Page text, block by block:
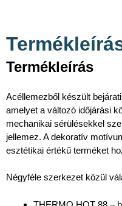
Termékleírás
Acéllemezből készült
amelyet a változó időjárási
mechanikai sérülésekkel
jellemez. A dekoratív
esztétikai értékű terméket
Négyféle szerkezet közül